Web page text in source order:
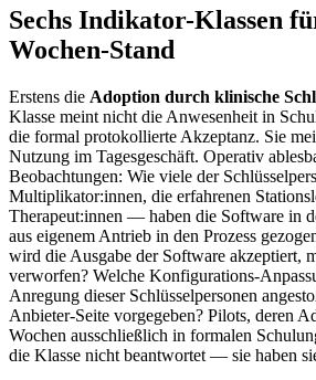
Sechs Indikator-Klassen
Wochen-Stand
Erstens die Adoption durch klinische
Klasse meint nicht die Anwesenheit in
die formal protokollierte Akzeptanz. Sie
Nutzung im Tagesgeschäft. Operativ
Beobachtungen: Wie viele der
Multiplikator:innen, die erfahrenen
Therapeut:innen — haben die Software in
aus eigenem Antrieb in den Prozess
wird die Ausgabe der Software akzeptiert,
verworfen? Welche Konfigurations-
Anregung dieser Schlüsselpersonen
Anbieter-Seite vorgegeben? Pilots, deren
Wochen ausschließlich in formalen
die Klasse nicht beantwortet — sie haben